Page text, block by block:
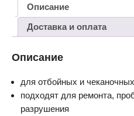
Описание
Доставка и оплата
Описание
для отбойных и
подходят для ремонта,
разрушения